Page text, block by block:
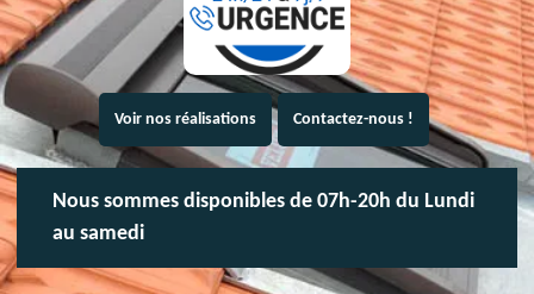
Voir nos réalisations Contactez-nous !
Nous sommes disponibles de 07h-20h du Lundi
au samedi